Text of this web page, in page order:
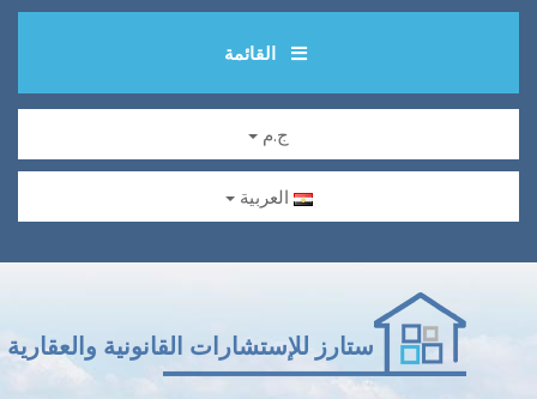
القائمة
ج.م
العربية
ستارز للإستشارات القانونية والعقارية